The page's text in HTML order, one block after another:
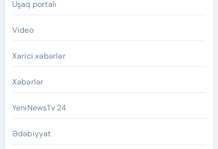
Uşaq portalı
Video
Xarici xəbərlər
Xəbərlər
YeniNewsTv 24
Ədəbiyyat